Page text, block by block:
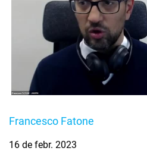
Francesco Fatone
16 de febr. 2023